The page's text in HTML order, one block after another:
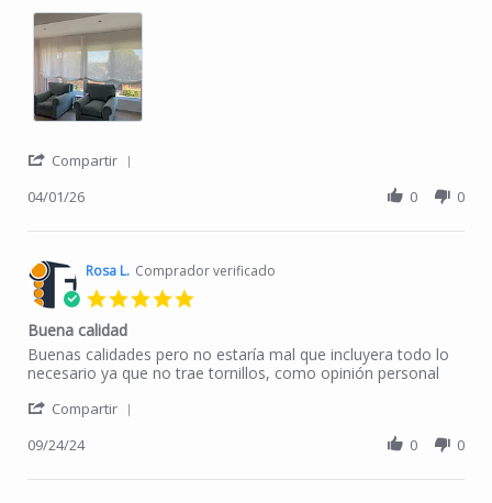
Compartir
04/01/26 0 0
Rosa L. Comprador verificado
Buena calidad
Review by Rosa L. on 24 Sep 2024
review stating Buena calidad
Buenas calidades pero no estaría mal que incluyera todo lo
necesario ya que no trae tornillos, como opinión personal
Compartir
09/24/24 0 0